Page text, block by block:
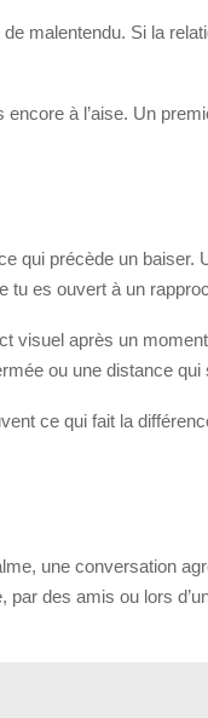
malentendu. Si la
à l’aise. Un
qui précède un baiser.
tu es ouvert à un
visuel après un
ou une distance
ce qui fait la
une conversation
des amis ou lors